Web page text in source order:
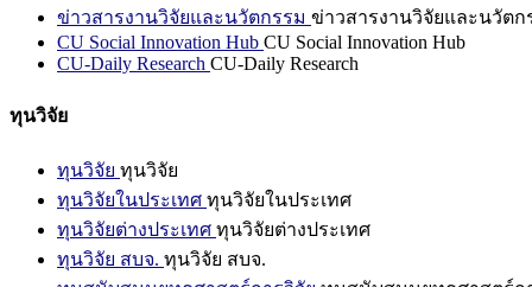
ข่าวสารงานวิจัยและนวัตกรรม ข่าวสารงานวิจัยและนวัตก
CU Social Innovation Hub CU Social Innovation Hub
CU-Daily Research CU-Daily Research
ทุนวิจัย
ทุนวิจัย ทุนวิจัย
ทุนวิจัยในประเทศ ทุนวิจัยในประเทศ
ทุนวิจัยต่างประเทศ ทุนวิจัยต่างประเทศ
ทุนวิจัย สบจ. ทุนวิจัย สบจ.